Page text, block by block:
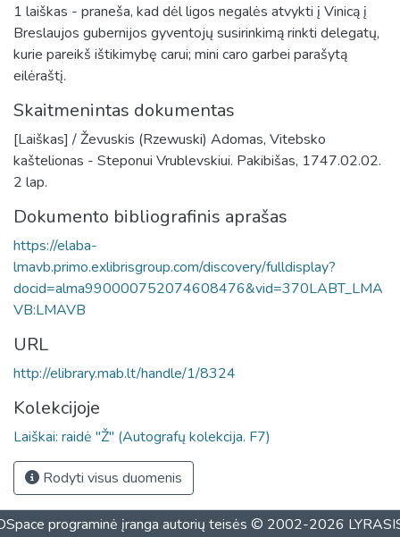
1 laiškas - praneša, kad dėl ligos negalės atvykti į Vinicą į
Breslaujos gubernijos gyventojų susirinkimą rinkti delegatų,
kurie pareikš ištikimybę carui; mini caro garbei parašytą
eilėraštį.
Skaitmenintas dokumentas
[Laiškas] / Ževuskis (Rzewuski) Adomas, Vitebsko
kaštelionas - Steponui Vrublevskiui. Pakibišas, 1747.02.02.
2 lap.
Dokumento bibliografinis aprašas
https://elaba-
lmavb.primo.exlibrisgroup.com/discovery/fulldisplay?
docid=alma990000752074608476&vid=370LABT_LMA
VB:LMAVB
URL
http://elibrary.mab.lt/handle/1/8324
Kolekcijoje
Laiškai: raidė "Ž" (Autografų kolekcija. F7)
Rodyti visus duomenis
programinė įranga autorių teisės © 2002-2026